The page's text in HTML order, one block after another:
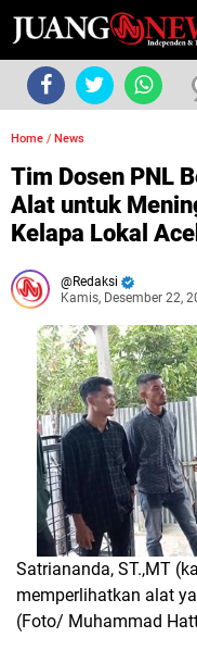
Home / News
Tim Dosen PNL
Alat untuk
Kelapa Lokal
Redaksi
Kamis, Desember 22,
Satriananda, ST.,MT
memperlihatkan alat
(Foto/ Muhammad